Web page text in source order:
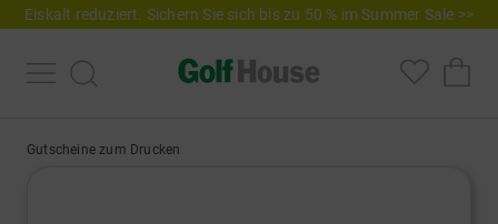
Eiskalt reduziert. Sichern Sie sich bis zu 50 % im Summer Sale >>
Gutscheine zum Drucken